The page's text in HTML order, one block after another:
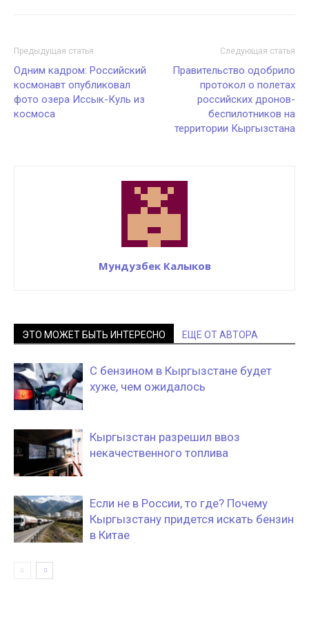
Предыдущая статья
Одним кадром: Российский
космонавт опубликовал
фото озера Иссык-Куль из
космоса
Следующая статья
Правительство одобрило
протокол о полетах
российских дронов-
беспилотников на
территории Кыргызстана
Мундузбек Калыков
ЭТО МОЖЕТ БЫТЬ ИНТЕРЕСНО ЕЩЕ ОТ АВТОРА
С бензином в Кыргызстане будет
хуже, чем ожидалось
Кыргызстан разрешил ввоз
некачественного топлива
Если не в России, то где? Почему
Кыргызстану придется искать бензин
в Китае